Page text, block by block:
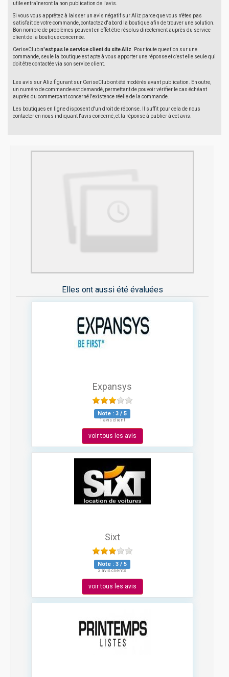
utile entraîneront la non publication de l'avis.
Si vous vous apprêtez à laisser un avis négatif sur Aliz parce que vous n'êtes pas
satisfait de votre commande, contactez d'abord la boutique afin de trouver une solution.
Bon nombre de problèmes peuvent en effet être résolus directement auprès du service
client de la boutique concernée.
CeriseClubn'est pas le service client du site Aliz . Pour toute question sur une
commande, seule la boutique est apte à vous apporter une réponse et c'est elle seule qui
doit être contactée via son service client.
Les avis sur Aliz figurant sur CeriseClub ont été modérés avant publication. En outre,
un numéro de commande est demandé, permettant de pouvoir vérifier le cas échéant
auprès du commerçant concerné l'existence réelle de la commande.
Les boutiques en ligne disposent d'un droit de réponse. Il suffit pour cela de nous
contacter en nous indiquant l'avis concerné, et la réponse à publier à cet avis.
Elles ont aussi été évaluées
Expansys
Note : 3 / 5
1 avis client
voir tous les avis
Sixt
Note : 3 / 5
3 avis clients
voir tous les avis